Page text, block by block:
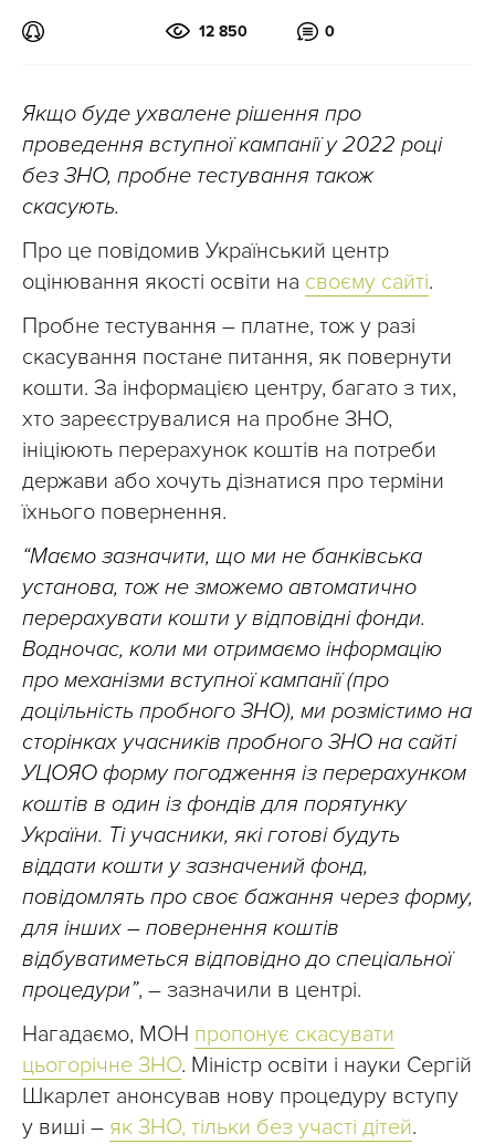
12 850 0
Якщо буде ухвалене рішення про
проведення вступної кампанії у 2022 році
без ЗНО, пробне тестування також
скасують.
Про це повідомив Український центр
оцінювання якості освіти на своєму сайті.
Пробне тестування – платне, тож у разі
скасування постане питання, як повернути
кошти. За інформацією центру, багато з тих,
хто зареєструвалися на пробне ЗНО,
ініціюють перерахунок коштів на потреби
держави або хочуть дізнатися про терміни
їхнього повернення.
“Маємо зазначити, що ми не банківська
установа, тож не зможемо автоматично
перерахувати кошти у відповідні фонди.
Водночас, коли ми отримаємо інформацію
про механізми вступної кампанії (про
доцільність пробного ЗНО), ми розмістимо на
сторінках учасників пробного ЗНО на сайті
УЦОЯО форму погодження із перерахунком
коштів в один із фондів для порятунку
України. Ті учасники, які готові будуть
віддати кошти у зазначений фонд,
повідомлять про своє бажання через форму,
для інших – повернення коштів
відбуватиметься відповідно до спеціальної
процедури”, – зазначили в центрі.
Нагадаємо, МОН пропонує скасувати
цьогорічне ЗНО. Міністр освіти і науки Сергій
Шкарлет анонсував нову процедуру вступу
у виші – як ЗНО, тільки без участі дітей.